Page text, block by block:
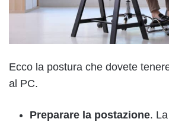
Ecco la postura che dovete
al PC.
Preparare la postazione.